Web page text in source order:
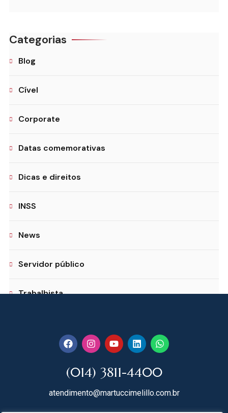
Categorias
Blog
Cível
Corporate
Datas comemorativas
Dicas e direitos
INSS
News
Servidor público
Trabalhista
(014) 3811-4400
atendimento@martuccimelillo.com.br